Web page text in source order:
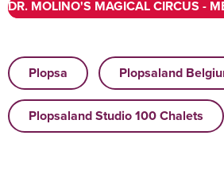
DR. MOLINO'S MAGICAL CIRCUS -
Plopsa Plopsaland
Plopsaland Studio 100 Chalets